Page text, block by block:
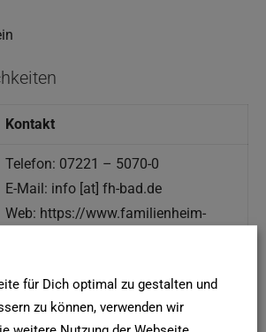
Kontakt
Telefon: 07221 – 5070-0
E-Mail: info [at] fh-bad.de
Web: https://www.familienheim-
für Dich optimal zu gestalten und
zu können, verwenden wir